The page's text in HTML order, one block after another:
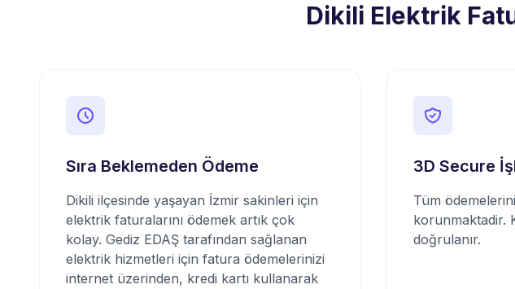
Dikili Elektrik
Sıra Beklemeden Ödeme
Dikili ilçesinde yaşayan İzmir sakinleri için
elektrik faturalarını ödemek artık çok
kolay. Gediz EDAŞ tarafından sağlanan
elektrik hizmetleri için fatura ödemelerinizi
internet üzerinden, kredi kartı kullanarak
3D Secure
Tüm
korunmaktadir.
doğrulanır.